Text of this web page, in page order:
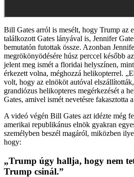
Bill Gates arról is mesélt, hogy Trump az
találkozott Gates lányával is, Jennifer
bemutatón futottak össze. Azonban
megrökönyödésére húsz perccel később
jelent meg ismét a floridai helyszínen,
érkezett volna, méghozzá helikopterrel.
volt, hogy az elnököt autóval
grandiózus helikopteres megérkezését a
Gates, amivel ismét nevetésre fakasztotta
A videó végén Bill Gates azt idézte még
amerikai republikánus elnök gyakran
személyben beszél magáról, miközben
hogy:
„Trump úgy hallja, hogy nem
Trump csinál.”